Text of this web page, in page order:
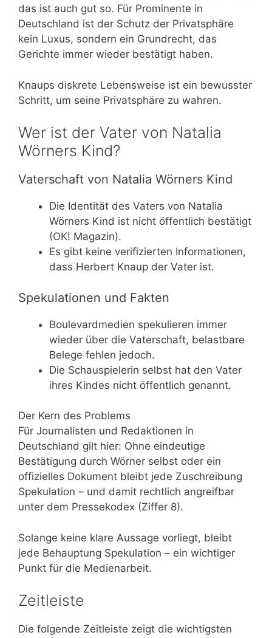
das ist auch gut so. Für Prominente in
Deutschland ist der Schutz der Privatsphäre
kein Luxus, sondern ein Grundrecht, das
Gerichte immer wieder bestätigt haben.
Knaups diskrete Lebensweise ist ein bewusster
Schritt, um seine Privatsphäre zu wahren.
Wer ist der Vater von Natalia
Wörners Kind?
Vaterschaft von Natalia Wörners Kind
Die Identität des Vaters von Natalia
Wörners Kind ist nicht öffentlich bestätigt
(OK! Magazin).
Es gibt keine verifizierten Informationen,
dass Herbert Knaup der Vater ist.
Spekulationen und Fakten
Boulevardmedien spekulieren immer
wieder über die Vaterschaft, belastbare
Belege fehlen jedoch.
Die Schauspielerin selbst hat den Vater
ihres Kindes nicht öffentlich genannt.
Der Kern des Problems
Für Journalisten und Redaktionen in
Deutschland gilt hier: Ohne eindeutige
Bestätigung durch Wörner selbst oder ein
offizielles Dokument bleibt jede Zuschreibung
Spekulation – und damit rechtlich angreifbar
unter dem Pressekodex (Ziffer 8).
Solange keine klare Aussage vorliegt, bleibt
jede Behauptung Spekulation – ein wichtiger
Punkt für die Medienarbeit.
Zeitleiste
Die folgende Zeitleiste zeigt die wichtigsten